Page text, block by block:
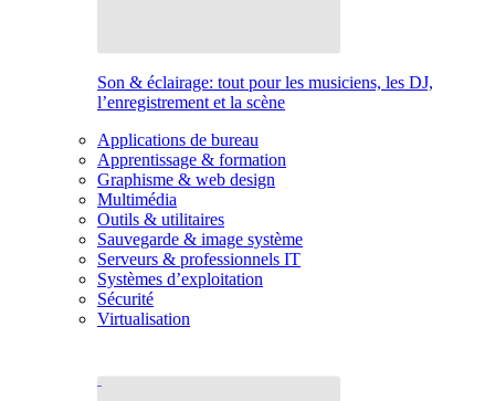
Son & éclairage: tout pour les musiciens, les DJ,
l’enregistrement et la scène
Applications de bureau
Apprentissage & formation
Graphisme & web design
Multimédia
Outils & utilitaires
Sauvegarde & image système
Serveurs & professionnels IT
Systèmes d’exploitation
Sécurité
Virtualisation